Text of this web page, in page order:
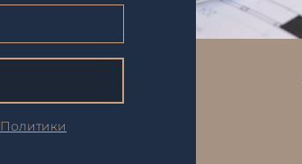
Политики